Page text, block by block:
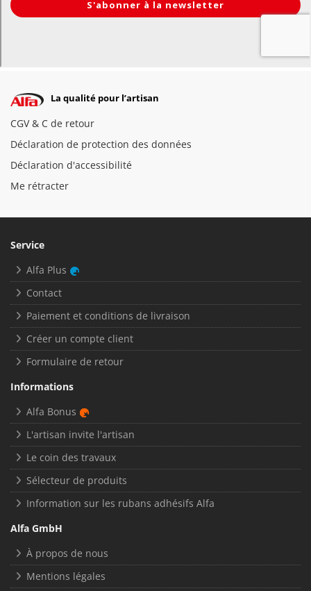
La qualité pour l’artisan
CGV & C de retour
Déclaration de protection des données
Déclaration d'accessibilité
Me rétracter
Service
Alfa Plus
Contact
Paiement et conditions de livraison
Créer un compte client
Formulaire de retour
Informations
Alfa Bonus
L'artisan invite l'artisan
Le coin des travaux
Sélecteur de produits
Information sur les rubans adhésifs Alfa
Alfa GmbH
À propos de nous
Mentions légales